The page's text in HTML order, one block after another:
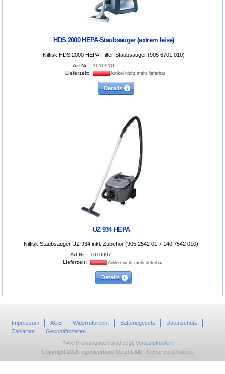
HDS 2000 HEPA-Staubsauger (extrem leise)
Nilfisk HDS 2000 HEPA-Filter Staubsauger (905 6701 010)
Art.Nr.:
1010910
Lieferzeit:
Artikel nicht mehr lieferbar
Details
UZ 934 HEPA
Nilfisk Staubsauger UZ 934 inkl. Zubehör (905 2542 01 + 140 7542 010)
Art.Nr.:
1010907
Lieferzeit:
Artikel nicht mehr lieferbar
Details
Impressum AGB Widerrufsrecht Batteriegesetz
Datenschutz
Zahlarten
Geschäftszeiten
* Alle Preisangaben sind zzgl. Versandkosten
Copyright 2026 Ingenieurbüro Oetzel. Alle Rechte vorbehalten.